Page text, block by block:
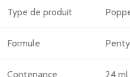
Type de produit
Formule
Contenance 24 ml